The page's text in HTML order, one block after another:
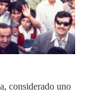
considerado uno